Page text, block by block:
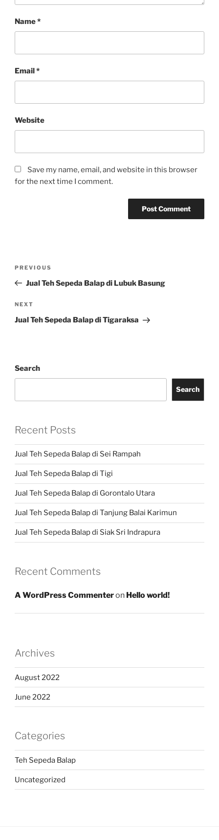
Name*
Email*
Website
Save my name, email, and website in this browser
for the next time I comment.
Previous
Post
PREVIOUS
Jual Teh Sepeda Balap di Lubuk Basung
Next
Post
NEXT
Jual Teh Sepeda Balap di Tigaraksa
Search
Search
Recent Posts
Jual Teh Sepeda Balap di Sei Rampah
Jual Teh Sepeda Balap di Tigi
Jual Teh Sepeda Balap di Gorontalo Utara
Jual Teh Sepeda Balap di Tanjung Balai Karimun
Jual Teh Sepeda Balap di Siak Sri Indrapura
Recent Comments
A WordPress Commenteron Hello world!
Archives
August 2022
June 2022
Categories
Teh Sepeda Balap
Uncategorized